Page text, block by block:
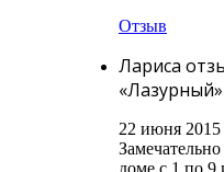
Отзыв
Лариса
«Лазурный»
22 июня 2015